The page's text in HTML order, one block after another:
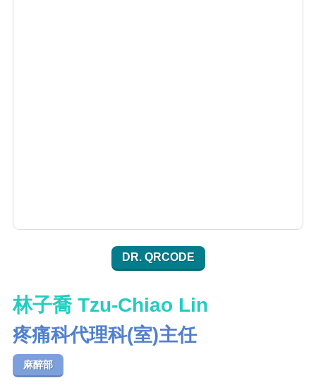
DR. QRCODE
林子喬 Tzu-Chiao Lin
疼痛科代理科(室)主任
麻醉部